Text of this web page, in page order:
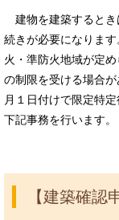
建物を建築するとき
続きが必要になりま
火・準防火地域が定
の制限を受ける場合
月１日付けで限定特
下記事務を行います。
【建築確認